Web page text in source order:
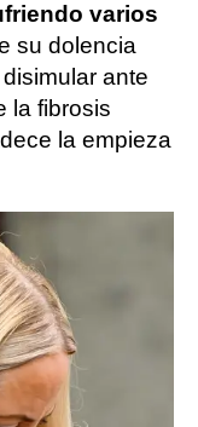
varios
su dolencia
ante
la fibrosis
la empieza